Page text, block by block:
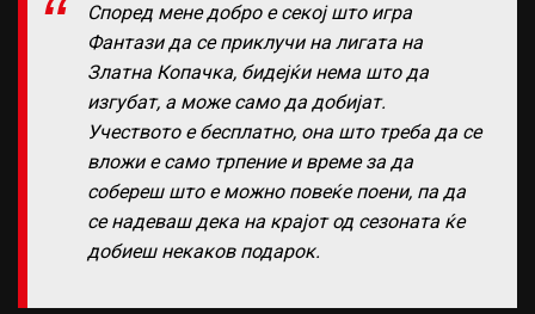
Според мене добро е секој што игра
Фантази да се приклучи на лигата на
Златна Копачка, бидејќи нема што да
изгубат, а може само да добијат.
Учеството е бесплатно, она што треба да се
вложи е само трпение и време за да
собереш што е можно повеќе поени, па да
се надеваш дека на крајот од сезоната ќе
добиеш некаков подарок.